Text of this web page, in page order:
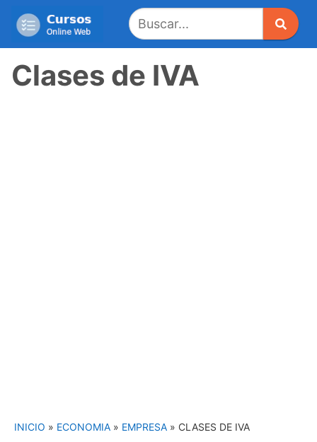
Clases de IVA
INICIO » ECONOMIA » EMPRESA » CLASES DE IVA